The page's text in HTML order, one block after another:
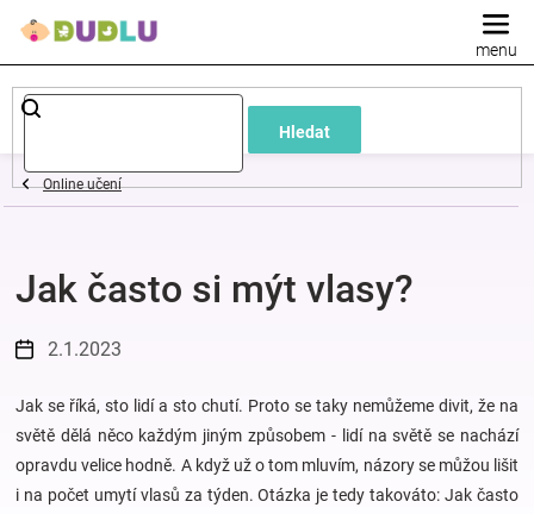
Hledat
Dětské
a
oblečení
Pokojíček
a
kojenecká
Online učení
Jak často si mýt vlasy?
2.1.2023
Jak se říká, sto lidí a sto chutí. Proto se taky nemůžeme divit, že na
světě dělá něco každým jiným způsobem - lidí na světě se nachází
opravdu velice hodně. A když už o tom mluvím, názory se můžou lišit
i na počet umytí vlasů za týden. Otázka je tedy takováto: Jak často